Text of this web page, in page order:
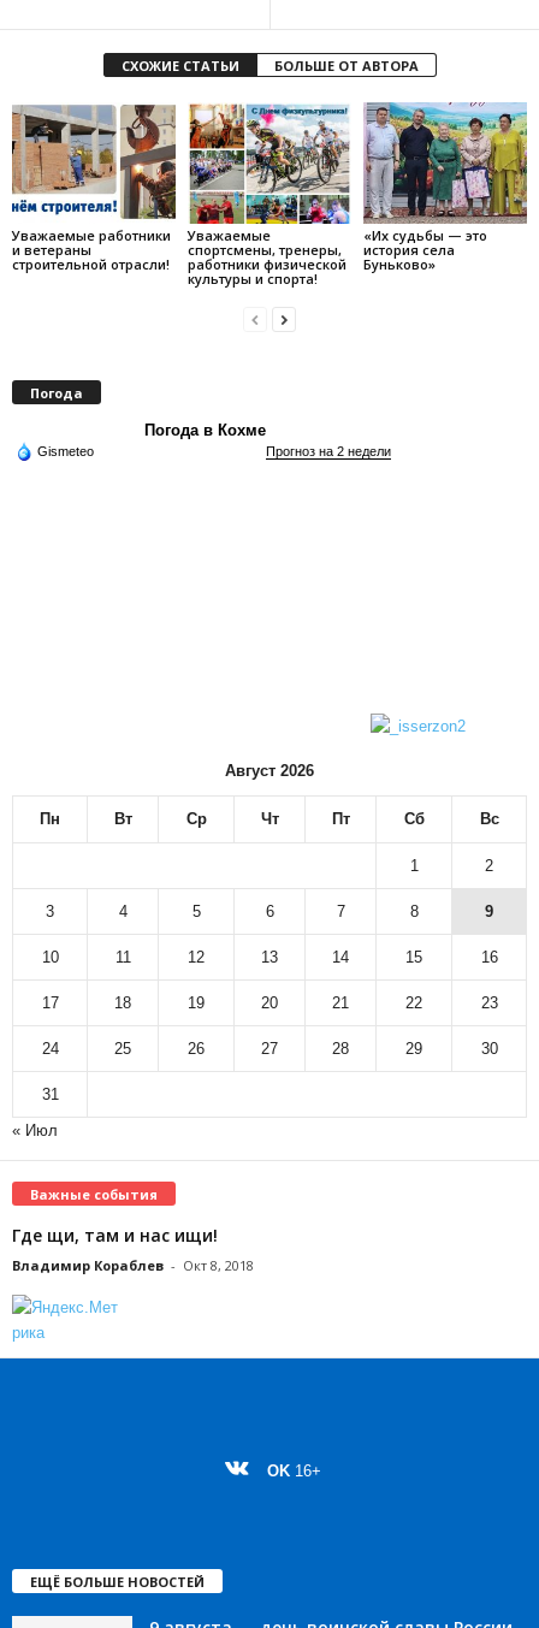
СХОЖИЕ СТАТЬИ БОЛЬШЕ ОТ АВТОРА
Уважаемые работники
и ветераны
строительной отрасли!
Уважаемые
спортсмены, тренеры,
работники физической
культуры и спорта!
«Их судьбы — это
история села
Буньково»
Погода
Погода в Кохме
Gismeteo Прогноз на 2 недели
Август 2026
Пн Вт Ср Чт Пт Сб Вс
1 2
3 4 5 6 7 8 9
10 11 12 13 14 15 16
17 18 19 20 21 22 23
24 25 26 27 28 29 30
31
« Июл
Важные события
Где щи, там и нас ищи!
Владимир Кораблев - Окт 8, 2018
OK 16+
ЕЩЁ БОЛЬШЕ НОВОСТЕЙ